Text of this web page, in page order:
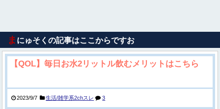
ま にゅそくの記事はここからですお
【QOL】毎日お水2リットル飲むメリットはこちら
2023/9/7 生活/雑学系2chスレ 3